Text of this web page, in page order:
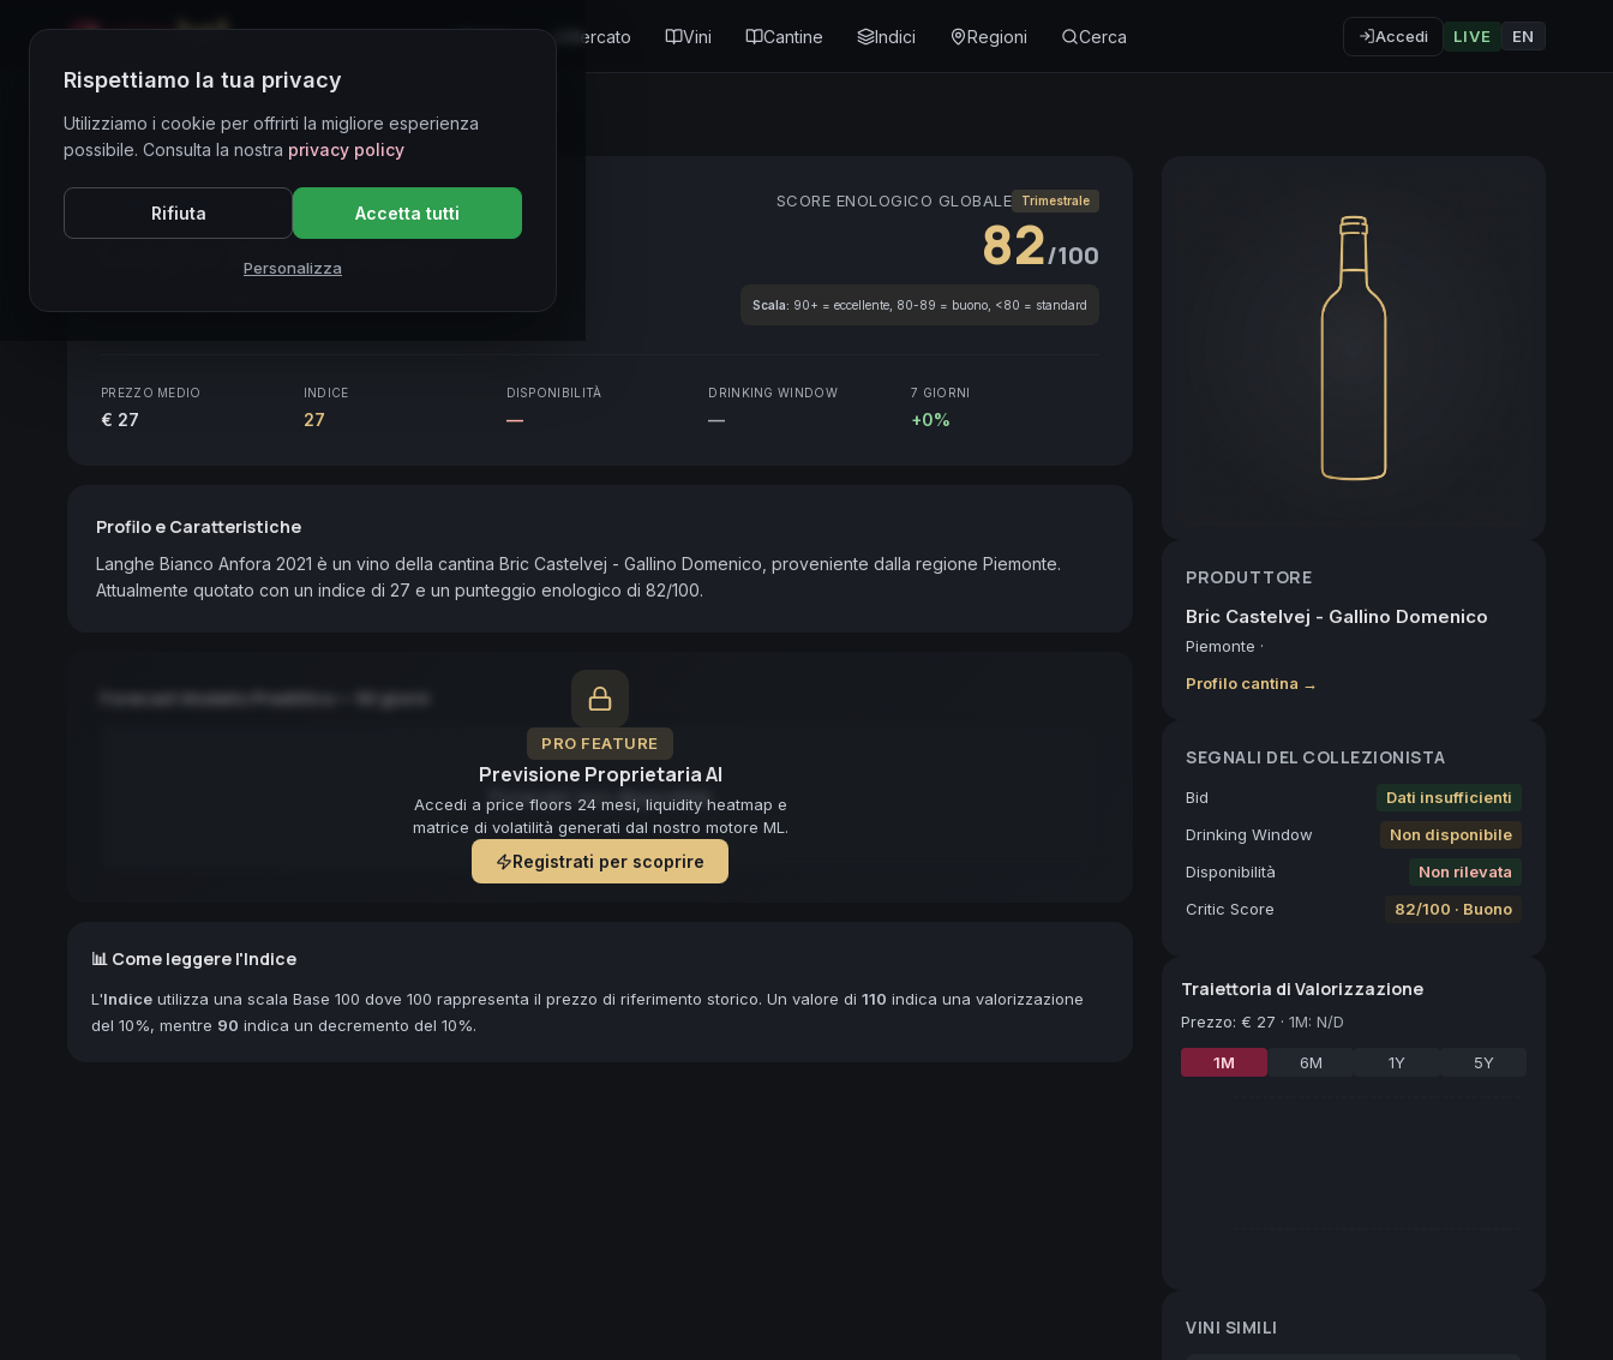
Mercato Vini Cantine Indici Regioni Cerca Accedi LIVE EN
Directory Vini
CORE ASSET ● STABLE Piemonte
Langhe Bianco Anfora2021
SCORE ENOLOGICO GLOBALE Trimestrale
82/100
Scala: 90+ = eccellente, 80-89 = buono, <80 = standard
PREZZO MEDIO
€ 27
INDICE
27
DISPONIBILITÀ
—
DRINKING WINDOW
—
7 GIORNI
+0%
Profilo e Caratteristiche
Langhe Bianco Anfora 2021 è un vino della cantina Bric Castelvej - Gallino Domenico, proveniente dalla regione Piemonte.
Attualmente quotato con un indice di 27 e un punteggio enologico di 82/100.
PRO FEATURE
Previsione Proprietaria AI
Accedi a price floors 24 mesi, liquidity heatmap e
matrice di volatilità generati dal nostro motore ML.
Registrati per scoprire
Forecast Modello Predittivo — 90 giorni
Forecast non disponibile
📊 Come leggere l'Indice
L'Indice utilizza una scala Base 100 dove 100 rappresenta il prezzo di riferimento storico. Un valore di 110 indica una valorizzazione
del 10%, mentre 90 indica un decremento del 10%.
PRODUTTORE
Bric Castelvej - Gallino Domenico
Piemonte ·
Profilo cantina →
SEGNALI DEL COLLEZIONISTA
Bid
Dati insufficienti
Drinking Window
Non disponibile
Disponibilità
Non rilevata
Critic Score
82/100 · Buono
Traiettoria di Valorizzazione
Prezzo: € 27 · 1M: N/D
1M 6M 1Y 5Y
VINI SIMILI
Rispettiamo la tua privacy
Utilizziamo i cookie per offrirti la migliore esperienza
possibile. Consulta la nostra privacy policy
Rifiuta Accetta tutti
Personalizza